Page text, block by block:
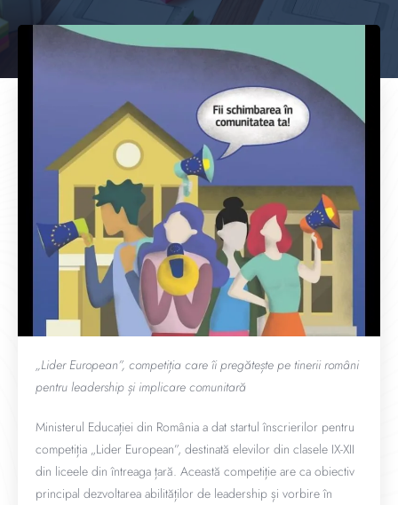
„Lider European”, competiția care îi pregătește pe tinerii români
pentru leadership și implicare comunitară
Ministerul Educației din România a dat startul înscrierilor pentru
competiția „Lider European”, destinată elevilor din clasele IX-XII
din liceele din întreaga țară. Această competiție are ca obiectiv
principal dezvoltarea abilităților de leadership și vorbire în